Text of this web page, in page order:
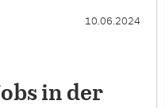
10.06.2024
in der